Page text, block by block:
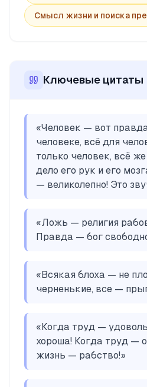
Смысл жизни и поиска
Ключевые цитаты
«Человек — вот
человеке, всё для
только человек, всё
дело его рук и его
— великолепно! Это
«Ложь — религия рабов
Правда — бог
«Всякая блоха — не
черненькие, все —
«Когда труд —
хороша! Когда труд —
жизнь — рабство!»